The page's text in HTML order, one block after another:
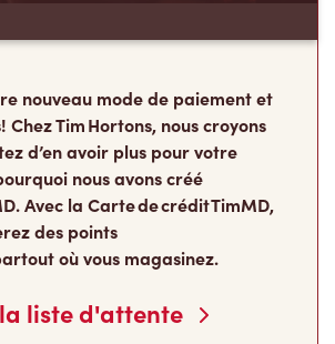
nouveau mode de paiement et
Chez Tim Hortons, nous croyons
d’en avoir plus pour votre
nous avons créé
Avec la Carte de crédit TimMD,
des points
où vous magasinez.
liste d'attente